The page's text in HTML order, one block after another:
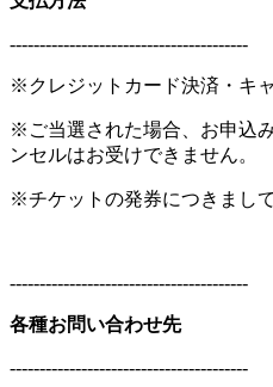
----------------------------------------
※クレジットカード決済・キ
※ご当選された場合、お申込
ンセルはお受けできません。
※チケットの発券につきまし
----------------------------------------
各種お問い合わせ先
----------------------------------------